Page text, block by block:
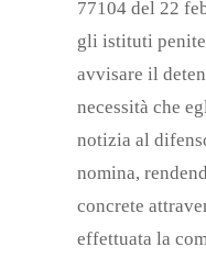
77104 del 22
gli istituti
avvisare il
necessità che
notizia al
nomina,
concrete
effettuata la